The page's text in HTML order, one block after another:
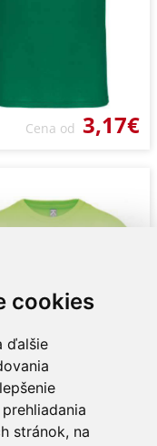
cookies
ďalšie
stránok, na
Cena od 3,17€